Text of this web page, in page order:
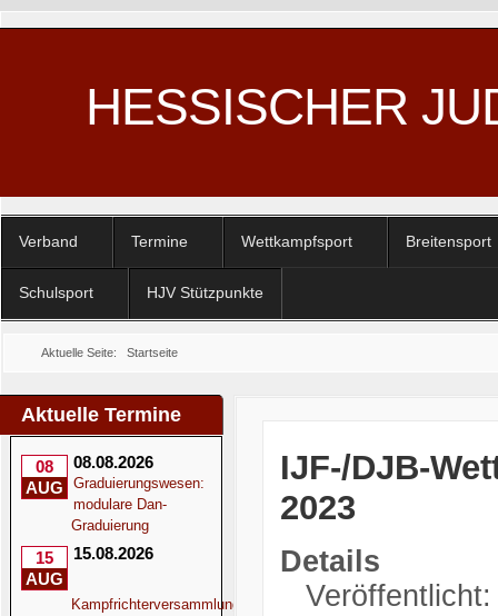
HESSISCHER
Verband Termine Wettkampfsport Breitensport
Schulsport HJV Stützpunkte
Aktuelle Seite: Startseite
Aktuelle Termine
08
AUG
08.08.2026
Graduierungswesen:
modulare Dan-
Graduierung
15
AUG
15.08.2026
Kampfrichterversammlung
IJF-/DJB-
2023
Details